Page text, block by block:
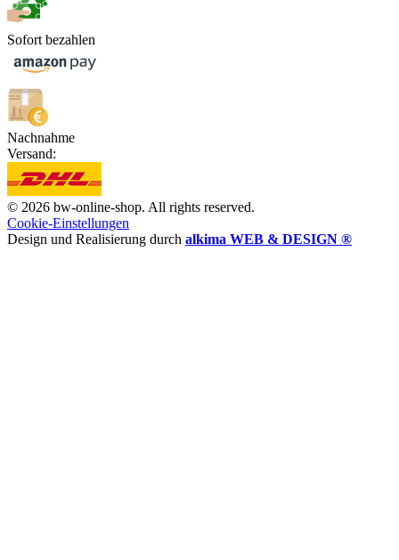
Sofort bezahlen
Nachnahme
Versand:
© 2026 bw-online-shop. All rights reserved.
Cookie-Einstellungen
Design und Realisierung durch alkima WEB & DESIGN ®